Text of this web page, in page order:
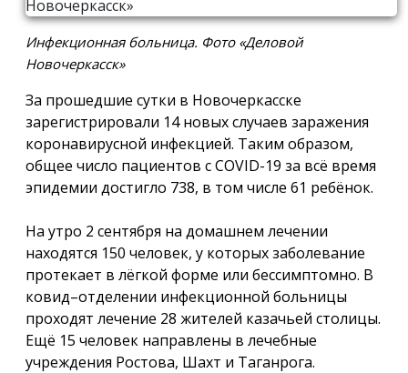
Инфекционная больница. Фото «Деловой
Новочеркасск»
За прошедшие сутки в Новочеркасске
зарегистрировали 14 новых случаев заражения
коронавирусной инфекцией. Таким образом,
общее число пациентов с COVID-19 за всё время
эпидемии достигло 738, в том числе 61 ребёнок.
На утро 2 сентября на домашнем лечении
находятся 150 человек, у которых заболевание
протекает в лёгкой форме или бессимптомно. В
ковид–отделении инфекционной больницы
проходят лечение 28 жителей казачьей столицы.
Ещё 15 человек направлены в лечебные
учреждения Ростова, Шахт и Таганрога.